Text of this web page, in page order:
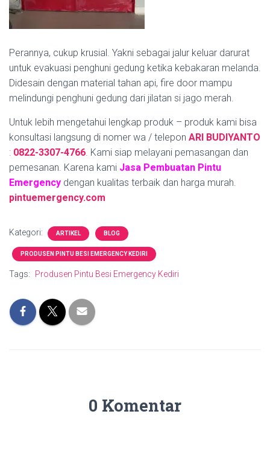
Perannya, cukup krusial. Yakni sebagai jalur keluar darurat
untuk evakuasi penghuni gedung ketika kebakaran melanda.
Didesain dengan material tahan api, fire door mampu
melindungi penghuni gedung dari jilatan si jago merah.
Untuk lebih mengetahui lengkap produk – produk kami bisa
konsultasi langsung di nomer wa / telepon ARI BUDIYANTO
: 0822-3307-4766. Kami siap melayani pemasangan dan
pemesanan. Karena kami Jasa Pembuatan Pintu
Emergency dengan kualitas terbaik dan harga murah.
pintuemergency.com
Kategori: ARTIKEL BLOG
PRODUSEN PINTU BESI EMERGENCY KEDIRI
Tags: Produsen Pintu Besi Emergency Kediri
0 Komentar